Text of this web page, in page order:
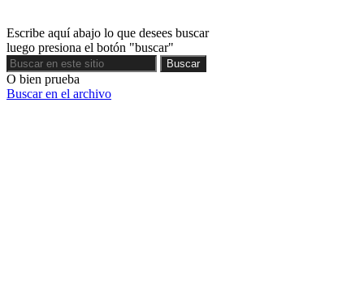
Escribe aquí abajo lo que desees buscar
luego presiona el botón "buscar"
Buscar
Buscar
O bien prueba
Buscar en el archivo